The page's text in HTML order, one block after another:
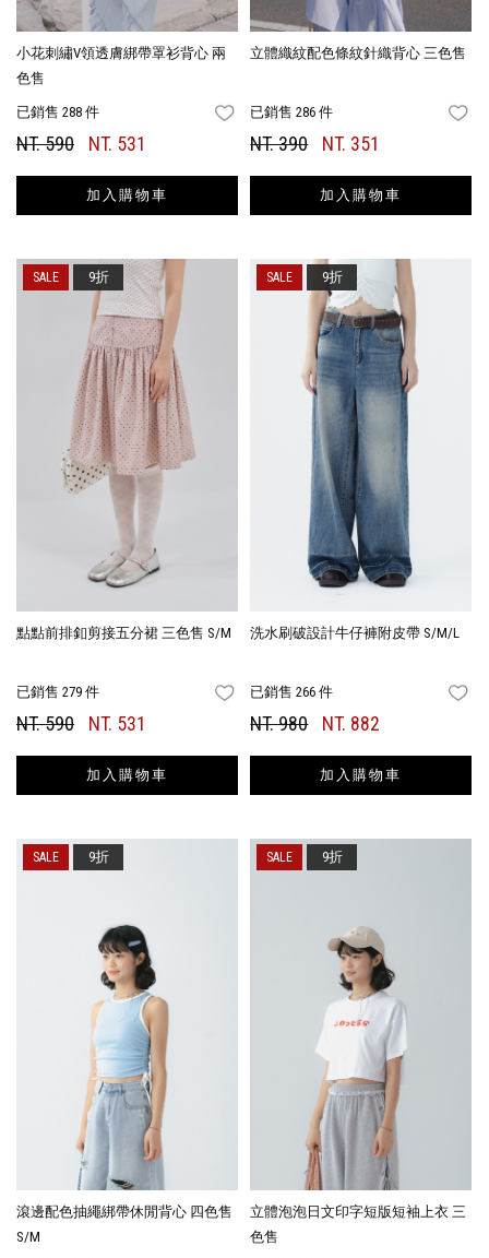
小花刺繡V領透膚綁帶罩衫背心 兩
色售
已銷售 288 件 FAVORITES
NT. 590 NT. 531
加入購物車
立體織紋配色條紋針織背心 三色售
已銷售 286 件
NT. 390 NT. 351
加入購物車
點點前排釦剪接五分裙 三色售 S/M
已銷售 279 件 FAVORITES
NT. 590 NT. 531
加入購物車
9折
洗水刷破設計牛仔褲附皮帶 S/M/L
已銷售 266 件
NT. 980 NT. 882
加入購物車
9折
滾邊配色抽繩綁帶休閒背心 四色售
S/M
9折
立體泡泡日文印字短版短袖上衣 三
色售
9折